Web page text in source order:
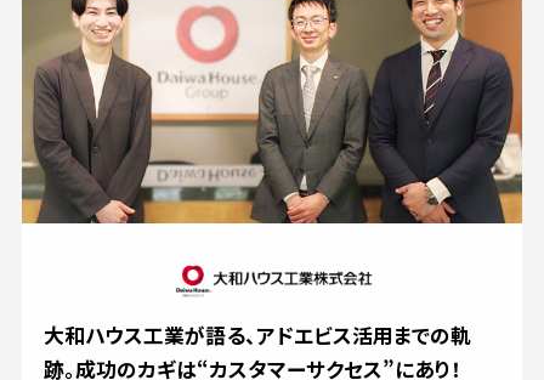
大和ハウス工業が語る、アドエビス活用までの軌
跡。成功のカギは“カスタマーサクセス”にあり！